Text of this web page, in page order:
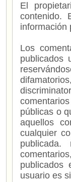
El
contenido.
información
Los
publicados
públicas o
aquellos
cualquier
usuario es